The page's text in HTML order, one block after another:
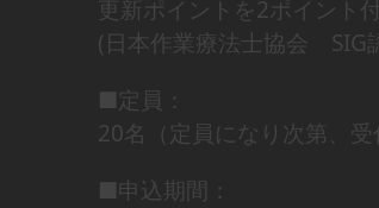
更新ポイントを2ポイント
(日本作業療法士協会
■定員：
20名（定員になり次第、受
■申込期間：